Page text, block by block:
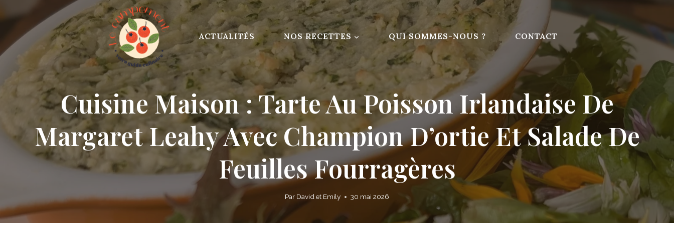
to
content
ACTUALITÉS NOS RECETTES QUI SOMMES-NOUS ? CONTACT
Cuisine Maison : Tarte Au Poisson Irlandaise De
Margaret Leahy Avec Champion D’ortie Et Salade De
Feuilles Fourragères
Par David et Emily 30 mai 2026